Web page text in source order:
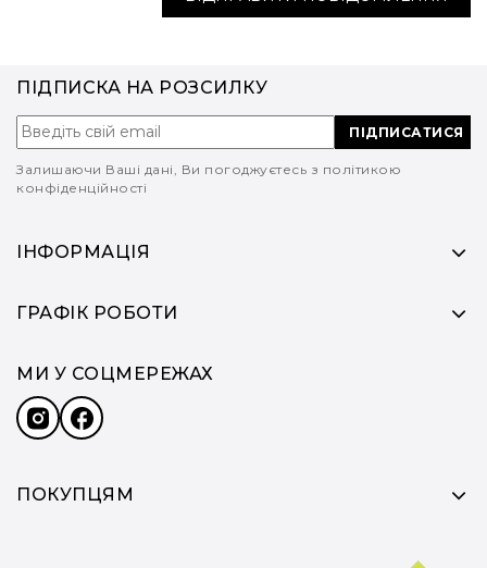
ІНФОРМАЦІЯ
ГРАФІК РОБОТИ
ПОКУПЦЯМ
ПІДПИСКА НА РОЗСИЛКУ
ПІДПИСАТИСЯ
Залишаючи Ваші дані, Ви погоджуєтесь з політикою
конфіденційності
МИ У СОЦМЕРЕЖАХ